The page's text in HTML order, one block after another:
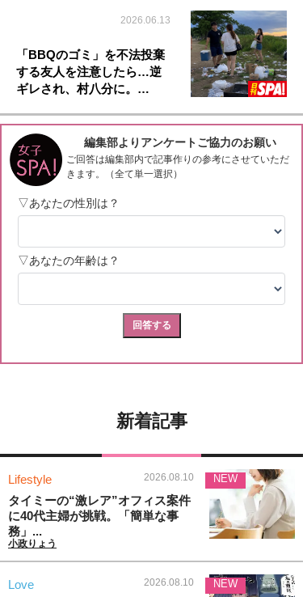
2026.06.13
「BBQのゴミ」を不法投棄
する友人を注意したら…逆
ギレされ、村八分に。…
新着記事
Lifestyle 2026.08.10
タイミーの“激レア”オフィス案件
に40代主婦が挑戦。「簡単な事
務」...
小政りょう
NEW
Love 2026.08.10 NEW